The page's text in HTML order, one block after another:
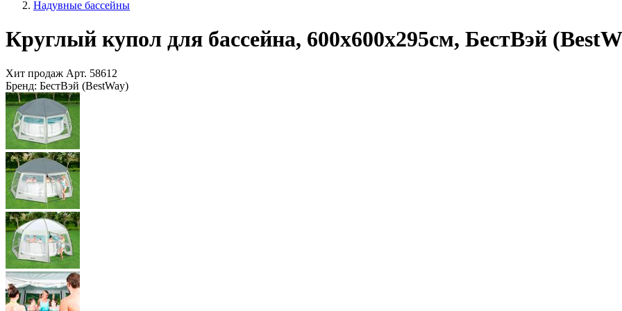
Надувные бассейны
Круглый купол для бассейна, 600x600x295см, БестВэй
Хит продаж Арт. 58612
Бренд: БестВэй (BestWay)